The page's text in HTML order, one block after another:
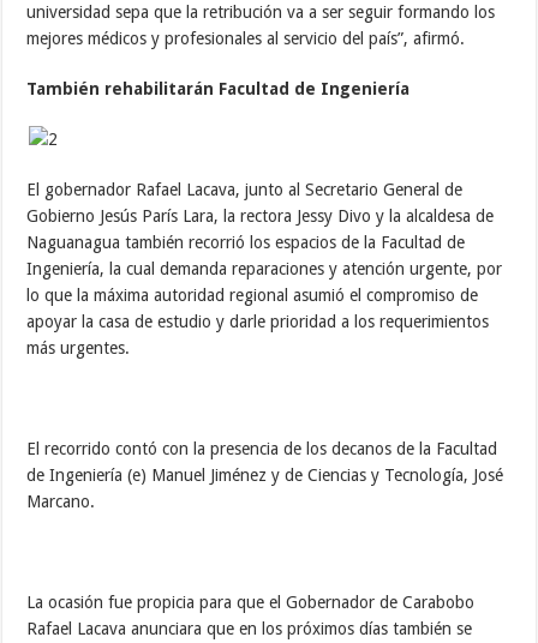
universidad sepa que la retribución va a ser seguir formando los
mejores médicos y profesionales al servicio del país”, afirmó.
También rehabilitarán Facultad de Ingeniería
El gobernador Rafael Lacava, junto al Secretario General de
Gobierno Jesús París Lara, la rectora Jessy Divo y la alcaldesa de
Naguanagua también recorrió los espacios de la Facultad de
Ingeniería, la cual demanda reparaciones y atención urgente, por
lo que la máxima autoridad regional asumió el compromiso de
apoyar la casa de estudio y darle prioridad a los requerimientos
más urgentes.
El recorrido contó con la presencia de los decanos de la Facultad
de Ingeniería (e) Manuel Jiménez y de Ciencias y Tecnología, José
Marcano.
La ocasión fue propicia para que el Gobernador de Carabobo
Rafael Lacava anunciara que en los próximos días también se